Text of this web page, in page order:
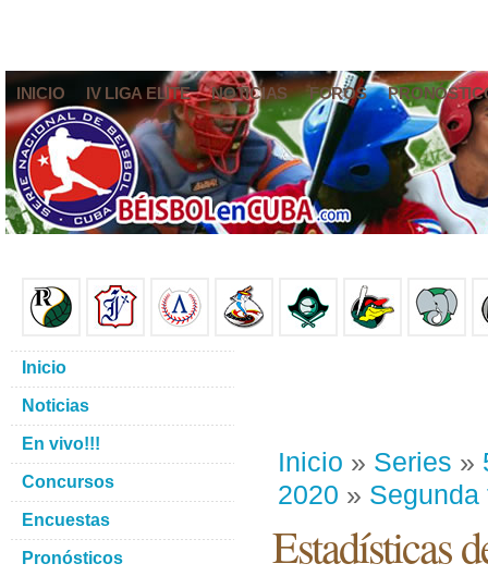
INICIO IV LIGA ELITE NOTICIAS FOROS
Inicio » Series »
2020 » Segunda
Estadísticas
Inicio
Noticias
En vivo!!!
Concursos
Encuestas
Pronósticos